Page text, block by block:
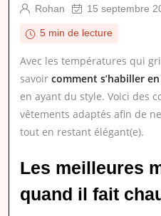
Rohan 15 septembre
5 min de lecture
Avec les températures qui
savoir comment s’habiller
en ayant du style. Voici des
vêtements adaptés afin de
tout en restant élégant(e).
Les meilleures
quand il fait